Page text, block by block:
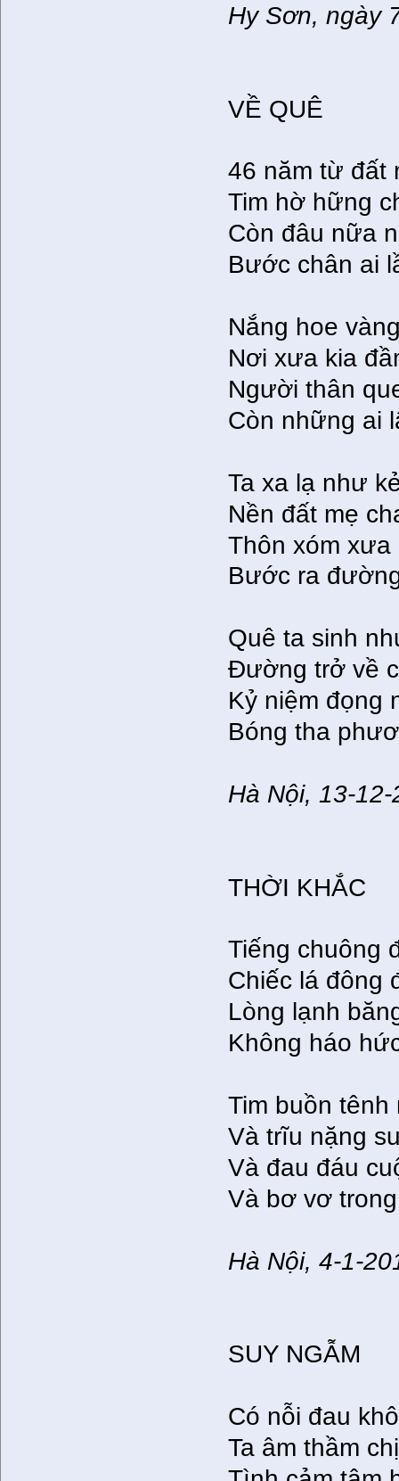
Hy Sơn, ngày
VỀ QUÊ
46 năm từ đất
Tim hờ hững
Còn đâu nữa
Bước chân ai
Nắng hoe
Nơi xưa kia
Người thân
Còn những ai
Ta xa lạ như
Nền đất mẹ
Thôn xóm
Bước ra
Quê ta sinh
Đường trở về
Kỷ niệm đọng
Bóng tha
Hà Nội, 13-
THỜI KHẮC
Tiếng chuông
Chiếc lá đông
Lòng lạnh
Không háo
Tim buồn
Và trĩu nặng
Và đau đáu
Và bơ vơ
Hà Nội, 4-1-
SUY NGẪM
Có nỗi đau
Ta âm thầm